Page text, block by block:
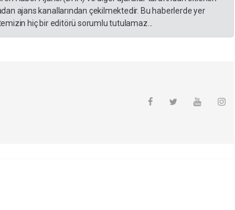
ajans kanallarından çekilmektedir. Bu haberlerde yer
hiç bir editörü sorumlu tutulamaz...